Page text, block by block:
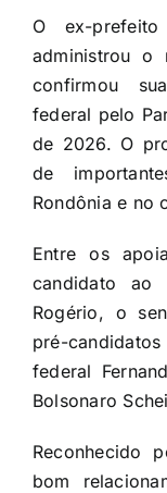
O ex-
administrou o
confirmou
federal pelo
de 2026. O
de
Rondônia e no
Entre os
candidato ao
Rogério, o
pré-
federal
Bolsonaro
Reconhecido
bom